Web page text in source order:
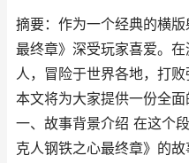
摘要：作为一个经典的横
最终章》深受玩家喜爱。
人，冒险于世界各地，打败
本文将为大家提供一份全面
一、故事背景介绍 在这个
克人钢铁之心最终章》的